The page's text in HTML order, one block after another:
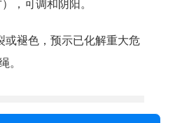
，可调和阴阳。
或褪色，预示已化解重大危
。